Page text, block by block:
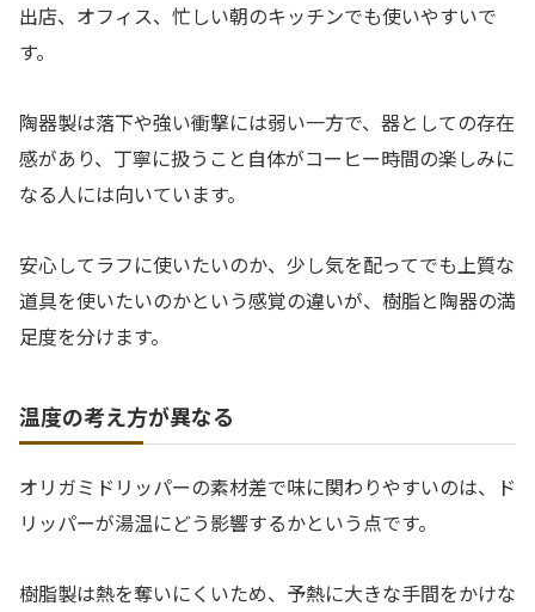
出店、オフィス、忙しい朝のキッチンでも使いやすいで
す。
陶器製は落下や強い衝撃には弱い一方で、器としての存在
感があり、丁寧に扱うこと自体がコーヒー時間の楽しみに
なる人には向いています。
安心してラフに使いたいのか、少し気を配ってでも上質な
道具を使いたいのかという感覚の違いが、樹脂と陶器の満
足度を分けます。
温度の考え方が異なる
オリガミドリッパーの素材差で味に関わりやすいのは、ド
リッパーが湯温にどう影響するかという点です。
樹脂製は熱を奪いにくいため、予熱に大きな手間をかけな